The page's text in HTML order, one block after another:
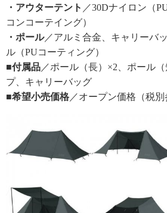
・アウターテント ／30Dナイロン（
コンコーテイング）
・ポール／アルミ合金、キャリーバ
ル（PUコーティング）
■付属品 ／ポール（長）×2、ポール
プ、キャリーバッグ
■希望小売価格 ／オープン価格（税別